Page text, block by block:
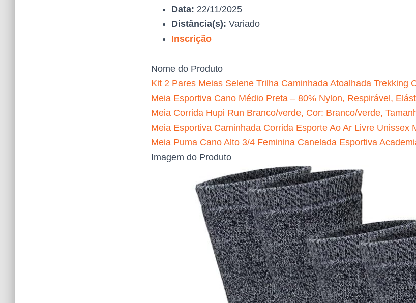
Data: 22/11/2025
Distância(s): Variado
Inscrição
Nome do Produto
Kit 2 Pares Meias Selene Trilha Caminhada Atoalhada Trekking
Meia Esportiva Cano Médio Preta – 80% Nylon, Respirável,
Meia Corrida Hupi Run Branco/verde, Cor: Branco/verde,
Meia Esportiva Caminhada Corrida Esporte Ao Ar Livre Unissex
Meia Puma Cano Alto 3/4 Feminina Canelada Esportiva
Imagem do Produto